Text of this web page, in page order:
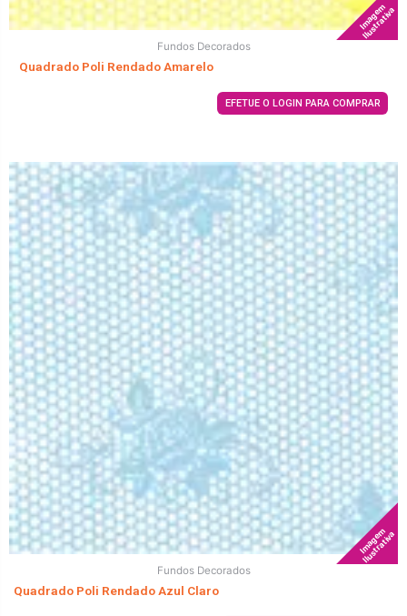
Imagem
Ilustrativa
Fundos Decorados
Quadrado Poli Rendado Amarelo
EFETUE O LOGIN PARA COMPRAR
Imagem
Ilustrativa
Fundos Decorados
Quadrado Poli Rendado Azul Claro